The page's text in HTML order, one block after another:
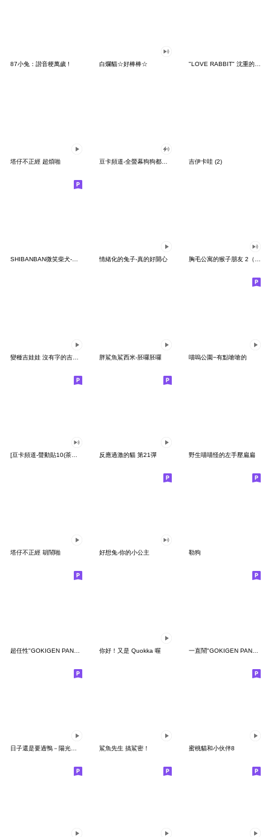
87小兔：諧音梗萬歲 ! 白爛貓☆好棒棒☆ "LOVE RABBIT" 沈重的愛 台灣版
塔仔不正經 超煩啪 吉伊卡哇 (2)
SHIBANBAN微笑柴犬-廢柴寶寶日常 情緒化的兔子-真的好開心 胸毛公寓的猴子朋友 2（有聲動態）
胖鯊魚鯊西米-胚囉胚囉 喵嗚公園−有點嗆嗆的
反應過激的貓 第21彈 野生喵喵怪的左手壓扁扁
塔仔不正經 胡鬧啪 好想兔-你的小公主 勒狗
你好！又是 Quokka 喔 一直鬧"GOKIGEN PANDA" 台灣版
鯊魚先生 搞鯊密！ 蜜桃貓和小伙伴8